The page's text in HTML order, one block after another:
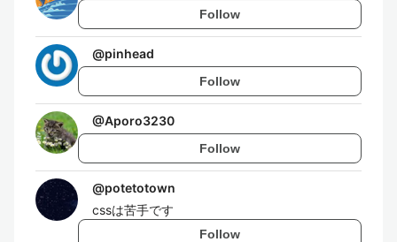
Follow
@pinhead
Follow
@Aporo3230
Follow
@potetotown
cssは苦手です
Follow